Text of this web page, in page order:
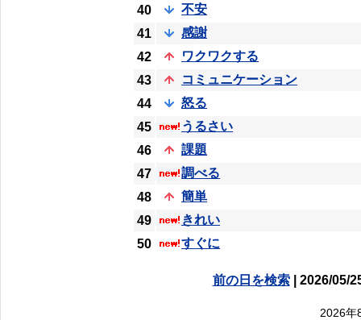
40
不安
41
感謝
42
ワクワクする
43
コミュニケーション
44
怒る
45
うるさい
46
課題
47
調べる
48
簡単
49
きれい
50
すぐに
前の日を検索| 2026/05/
2026年